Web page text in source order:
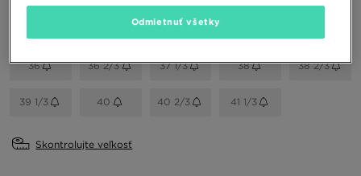
36 36 2/3 37 1/3 38 38 2/3
39 1/3 40 40 2/3 41 1/3
Skontrolujte veľkosť
Odmietnuť všetky